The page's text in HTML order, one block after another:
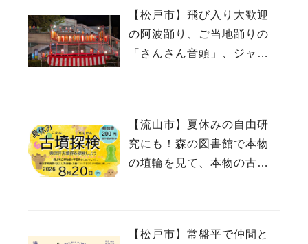
【松戸市】飛び入り大歓迎
の阿波踊り、ご当地踊りの
「さんさん音頭」、ジャ
【流山市】夏休みの自由研
究にも！森の図書館で本物
の埴輪を見て、本物の古墳
【松戸市】常盤平で仲間と